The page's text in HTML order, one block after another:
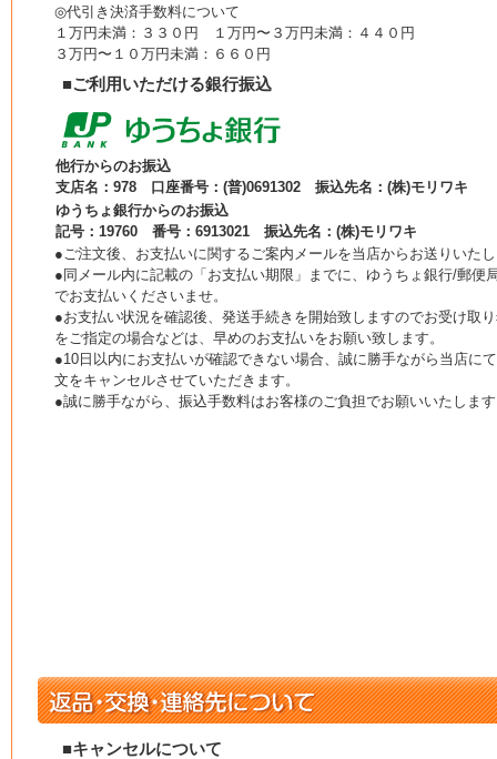
◎代引き決済手数料について
１万円未満：３３０円 １万円〜３万円未満：４４０円
３万円〜１０万円未満：６６０円
■ご利用いただける銀行振込
他行からのお振込
支店名：978 口座番号：(普)0691302 振込先名：(株)モリワキ
ゆうちょ銀行からのお振込
記号：19760 番号：6913021 振込先名：(株)モリワキ
●ご注文後、お支払いに関するご案内メールを当店からお送りいた
●同メール内に記載の「お支払い期限」までに、ゆうちょ銀行/郵便
でお支払いくださいませ。
●お支払い状況を確認後、発送手続きを開始致しますのでお受け取
をご指定の場合などは、早めのお支払いをお願い致します。
●10日以内にお支払いが確認できない場合、誠に勝手ながら当店に
文をキャンセルさせていただきます。
●誠に勝手ながら、振込手数料はお客様のご負担でお願いいたしま
■キャンセルについて